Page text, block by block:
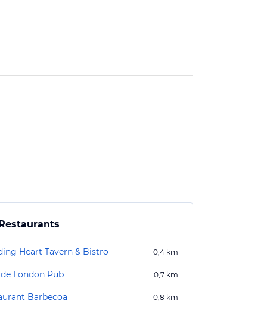
Heart Tavern & Bistro 0,4 km
London Pub 0,7 km
Barbecoa 0,8 km